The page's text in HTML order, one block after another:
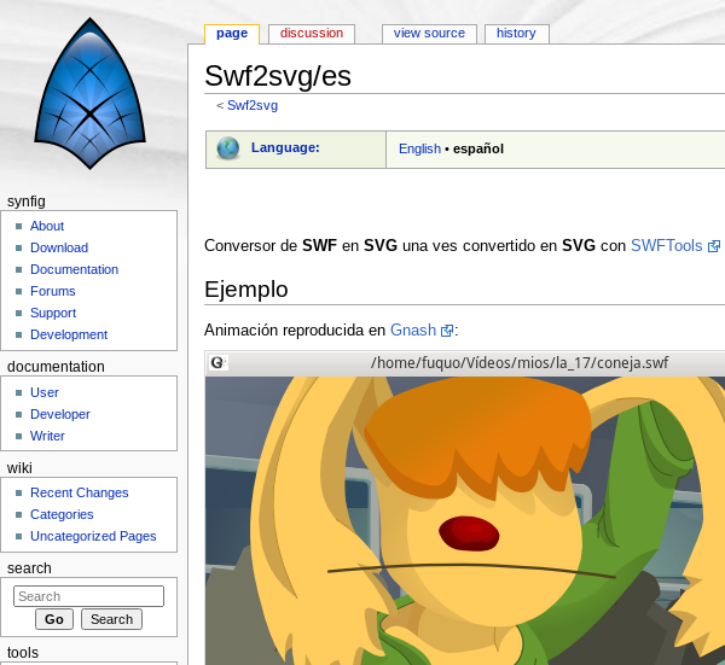
Swf2svg/es
<Swf2svg
Language: English •español
Conversor de SWFen SVGuna ves convertido en SVGcon SWFTools
Ejemplo
Animación reproducida en Gnash :
page discussion view source history
synfig
About
Download
Documentation
Forums
Support
Development
documentation
User
Developer
Writer
wiki
Recent Changes
Categories
Uncategorized Pages
search
tools